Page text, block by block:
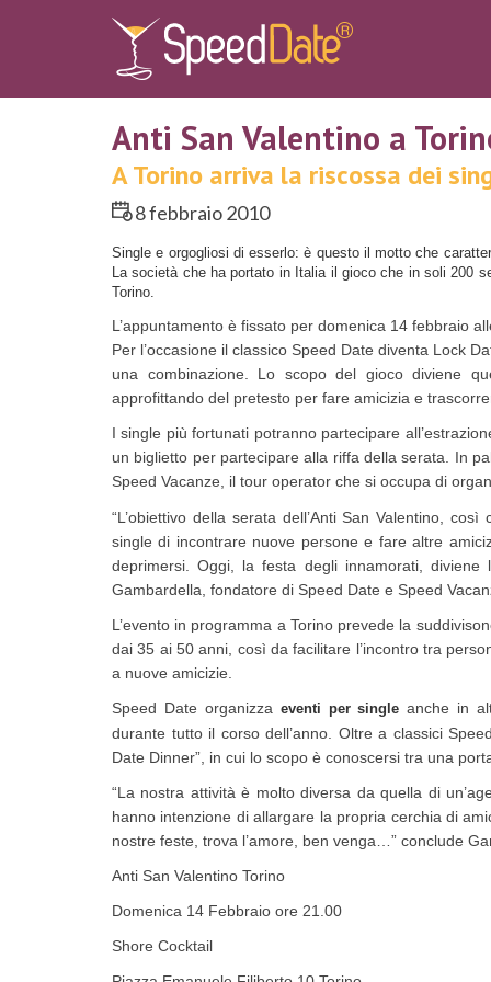
Anti San Valentino a
A Torino arriva la riscossa dei
8 febbraio 2010
Single e orgogliosi di esserlo: è questo il motto che
La società che ha portato in Italia il gioco che in soli 200
Torino.
L’appuntamento è fissato per domenica 14 febbraio
Per l’occasione il classico Speed Date diventa Lock
una combinazione. Lo scopo del gioco diviene
approfittando del pretesto per fare amicizia e
I single più fortunati potranno partecipare
un biglietto per partecipare alla riffa della serata. In
Speed Vacanze, il tour operator che si occupa di
“L’obiettivo della serata dell’Anti San Valentino,
single di incontrare nuove persone e fare altre
deprimersi. Oggi, la festa degli innamorati, diviene
Gambardella, fondatore di Speed Date e Speed
L’evento in programma a Torino prevede la
dai 35 ai 50 anni, così da facilitare l’incontro tra
a nuove amicizie.
Speed Date organizza eventi per singleanche in
durante tutto il corso dell’anno. Oltre a classici
Date Dinner”, in cui lo scopo è conoscersi tra una
“La nostra attività è molto diversa da quella di
hanno intenzione di allargare la propria cerchia di
nostre feste, trova l’amore, ben venga…” conclude
Anti San Valentino Torino
Domenica 14 Febbraio ore 21.00
Shore Cocktail